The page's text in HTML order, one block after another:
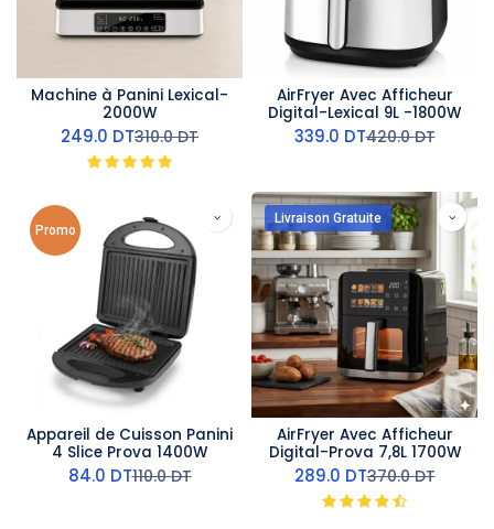
Machine à Panini Lexical-
2000W
249.0 DT310.0DT
AirFryer Avec Afficheur
Digital-Lexical 9L -1800W
339.0 DT420.0DT
Promo
Appareil de Cuisson Panini
4 Slice Prova 1400W
84.0 DT110.0DT
Livraison Gratuite
AirFryer Avec Afficheur
Digital-Prova 7,8L 1700W
289.0 DT370.0DT